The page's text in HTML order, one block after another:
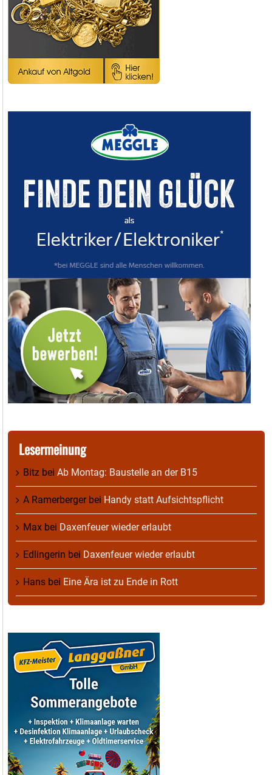
Lesermeinung
Bitz bei Ab Montag: Baustelle an der B15
A Ramerbergerbei Handy statt Aufsichtspflicht
Max bei Daxenfeuer wieder erlaubt
Edlingerin bei Daxenfeuer wieder erlaubt
Hans bei Eine Ära ist zu Ende in Rott